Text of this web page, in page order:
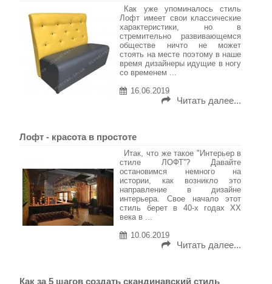
Как уже упоминалось стиль
Лофт имеет свои классические
характеристики, но в
стремительно развивающемся
обществе ничто не может
стоять на месте поэтому в наше
время дизайнеры идущие в ногу
со временем ...
16.06.2019
Читать далее...
Лофт - красота в простоте
Итак, что же такое "Интерьер в
стиле ЛОФТ”? Давайте
остановимся немного на
истории, как возникло это
направление в дизайне
интерьера. Свое начало этот
стиль берет в 40-х годах ХХ
века в ...
10.06.2019
Читать далее...
Как за 5 шагов создать скандинавский стиль